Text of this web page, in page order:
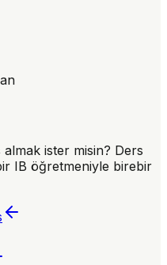
ister misin? Ders
IB öğretmeniyle birebir